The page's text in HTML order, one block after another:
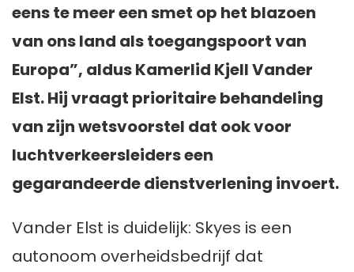
eens te meer een smet op het blazoen
van ons land als toegangspoort van
Europa”, aldus Kamerlid Kjell Vander
Elst. Hij vraagt prioritaire behandeling
van zijn wetsvoorstel dat ook voor
luchtverkeersleiders een
gegarandeerde dienstverlening invoert.
Vander Elst is duidelijk: Skyes is een
autonoom overheidsbedrijf dat